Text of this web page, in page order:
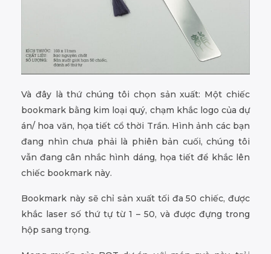
Và đây là thứ chúng tôi chọn sản xuất: Một chiếc
bookmark bằng kim loại quý, chạm khắc logo của dự
án/ hoa văn, họa tiết cổ thời Trần. Hình ảnh các bạn
đang nhìn chưa phải là phiên bản cuối, chúng tôi
vẫn đang cân nhắc hình dáng, họa tiết để khắc lên
chiếc bookmark này.
Bookmark này sẽ chỉ sản xuất tối đa 50 chiếc, được
khắc laser số thứ tự từ 1 – 50, và được đựng trong
hộp sang trọng.